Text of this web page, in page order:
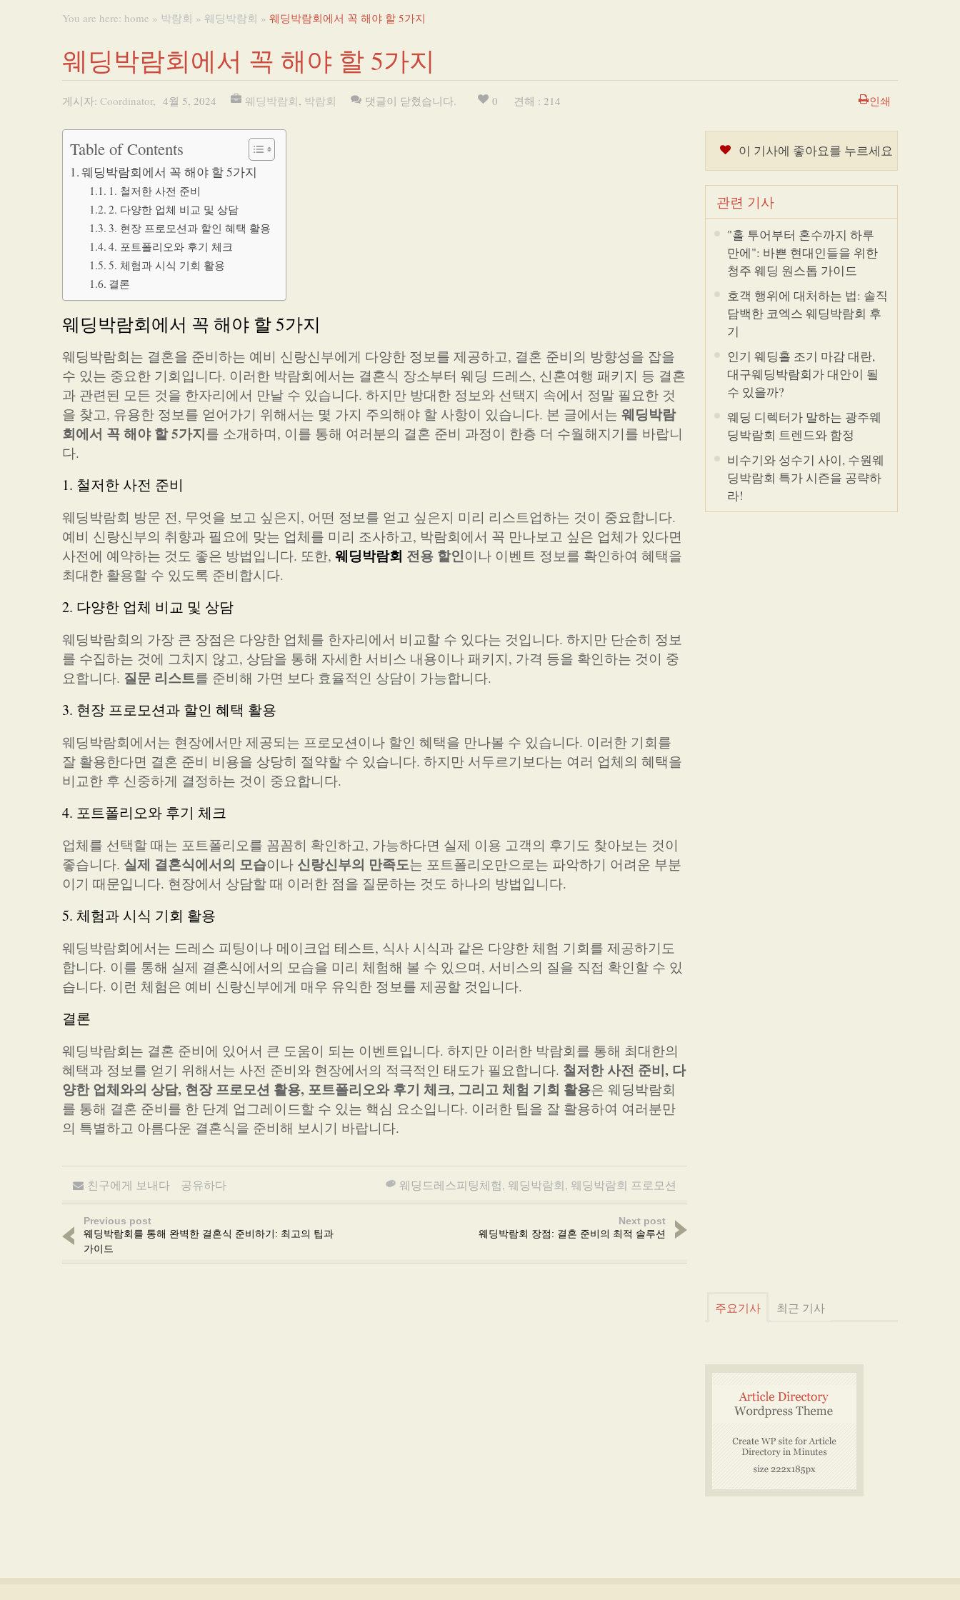
You are here: home » 박람회 » 웨딩박람회 » 웨딩박람회에서 꼭 해야 할 5가지
웨딩박람회에서 꼭 해야 할 5가지
게시자: Coordinator, 4월 5, 2024 웨딩박람회, 박람회 댓글이 닫혔습니다. 0 견해 : 214 인쇄
Table of Contents
웨딩박람회에서 꼭 해야 할 5가지
1. 철저한 사전 준비
2. 다양한 업체 비교 및 상담
3. 현장 프로모션과 할인 혜택 활용
4. 포트폴리오와 후기 체크
5. 체험과 시식 기회 활용
결론
웨딩박람회에서 꼭 해야 할 5가지
웨딩박람회는 결혼을 준비하는 예비 신랑신부에게 다양한 정보를 제공하고, 결혼 준비의 방향성을 잡을
수 있는 중요한 기회입니다. 이러한 박람회에서는 결혼식 장소부터 웨딩 드레스, 신혼여행 패키지 등 결혼
과 관련된 모든 것을 한자리에서 만날 수 있습니다. 하지만 방대한 정보와 선택지 속에서 정말 필요한 것
을 찾고, 유용한 정보를 얻어가기 위해서는 몇 가지 주의해야 할 사항이 있습니다. 본 글에서는 웨딩박람
회에서 꼭 해야 할 5가지를 소개하며, 이를 통해 여러분의 결혼 준비 과정이 한층 더 수월해지기를 바랍니
다.
1. 철저한 사전 준비
웨딩박람회 방문 전, 무엇을 보고 싶은지, 어떤 정보를 얻고 싶은지 미리 리스트업하는 것이 중요합니다.
예비 신랑신부의 취향과 필요에 맞는 업체를 미리 조사하고, 박람회에서 꼭 만나보고 싶은 업체가 있다면
사전에 예약하는 것도 좋은 방법입니다. 또한, 웨딩박람회 전용 할인이나 이벤트 정보를 확인하여 혜택을
최대한 활용할 수 있도록 준비합시다.
2. 다양한 업체 비교 및 상담
웨딩박람회의 가장 큰 장점은 다양한 업체를 한자리에서 비교할 수 있다는 것입니다. 하지만 단순히 정보
를 수집하는 것에 그치지 않고, 상담을 통해 자세한 서비스 내용이나 패키지, 가격 등을 확인하는 것이 중
요합니다. 질문 리스트를 준비해 가면 보다 효율적인 상담이 가능합니다.
3. 현장 프로모션과 할인 혜택 활용
웨딩박람회에서는 현장에서만 제공되는 프로모션이나 할인 혜택을 만나볼 수 있습니다. 이러한 기회를
잘 활용한다면 결혼 준비 비용을 상당히 절약할 수 있습니다. 하지만 서두르기보다는 여러 업체의 혜택을
비교한 후 신중하게 결정하는 것이 중요합니다.
4. 포트폴리오와 후기 체크
업체를 선택할 때는 포트폴리오를 꼼꼼히 확인하고, 가능하다면 실제 이용 고객의 후기도 찾아보는 것이
좋습니다. 실제 결혼식에서의 모습이나 신랑신부의 만족도는 포트폴리오만으로는 파악하기 어려운 부분
이기 때문입니다. 현장에서 상담할 때 이러한 점을 질문하는 것도 하나의 방법입니다.
5. 체험과 시식 기회 활용
웨딩박람회에서는 드레스 피팅이나 메이크업 테스트, 식사 시식과 같은 다양한 체험 기회를 제공하기도
합니다. 이를 통해 실제 결혼식에서의 모습을 미리 체험해 볼 수 있으며, 서비스의 질을 직접 확인할 수 있
습니다. 이런 체험은 예비 신랑신부에게 매우 유익한 정보를 제공할 것입니다.
결론
웨딩박람회는 결혼 준비에 있어서 큰 도움이 되는 이벤트입니다. 하지만 이러한 박람회를 통해 최대한의
혜택과 정보를 얻기 위해서는 사전 준비와 현장에서의 적극적인 태도가 필요합니다. 철저한 사전 준비, 다
양한 업체와의 상담, 현장 프로모션 활용, 포트폴리오와 후기 체크, 그리고 체험 기회 활용은 웨딩박람회
를 통해 결혼 준비를 한 단계 업그레이드할 수 있는 핵심 요소입니다. 이러한 팁을 잘 활용하여 여러분만
의 특별하고 아름다운 결혼식을 준비해 보시기 바랍니다.
친구에게 보내다 공유하다 웨딩드레스피팅체험, 웨딩박람회, 웨딩박람회 프로모션
Previous post
웨딩박람회를 통해 완벽한 결혼식 준비하기: 최고의 팁과
가이드
Next post
웨딩박람회 장점: 결혼 준비의 최적 솔루션
이 기사에 좋아요를 누르세요
관련 기사
"홀 투어부터 혼수까지 하루
만에": 바쁜 현대인들을 위한
청주 웨딩 원스톱 가이드
호객 행위에 대처하는 법: 솔직
담백한 코엑스 웨딩박람회 후
기
인기 웨딩홀 조기 마감 대란,
대구웨딩박람회가 대안이 될
수 있을까?
웨딩 디렉터가 말하는 광주웨
딩박람회 트렌드와 함정
비수기와 성수기 사이, 수원웨
딩박람회 특가 시즌을 공략하
라!
주요기사 최근 기사